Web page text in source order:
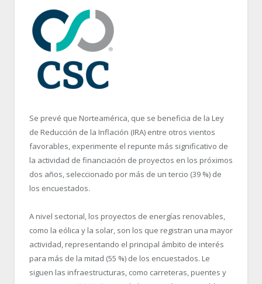
Se prevé que Norteamérica, que se beneficia de la Ley
de Reducción de la Inflación (IRA) entre otros vientos
favorables, experimente el repunte más significativo de
la actividad de financiación de proyectos en los próximos
dos años, seleccionado por más de un tercio (39 %) de
los encuestados.
A nivel sectorial, los proyectos de energías renovables,
como la eólica y la solar, son los que registran una mayor
actividad, representando el principal ámbito de interés
para más de la mitad (55 %) de los encuestados. Le
siguen las infraestructuras, como carreteras, puentes y